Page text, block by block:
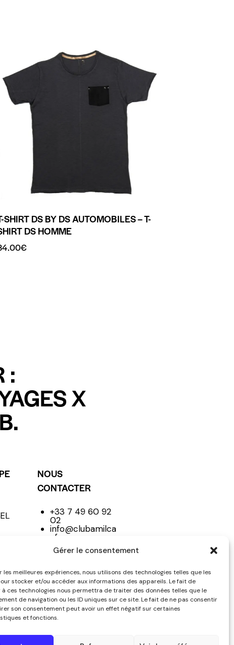
Gérer le consentement
les meilleures expériences, nous utilisons des technologies telles que les
stocker et/ou accéder aux informations des appareils. Le fait de
à ces technologies nous permettra de traiter des données telles que le
de navigation ou les ID uniques sur ce site. Le fait de ne pas consentir
son consentement peut avoir un effet négatif sur certaines
et fonctions.
SHIRT DS BY DS AUTOMOBILES – T-
DS HOMME
€
:
X
NOUS
CONTACTER
+33 7 49 60 92
02
info@clubamilca
r.fr